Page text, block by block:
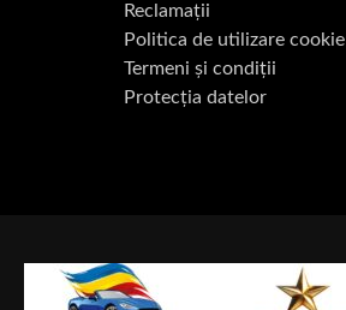
Reclamații
Politica de utilizare cookie
Termeni și condiții
Protecția datelor